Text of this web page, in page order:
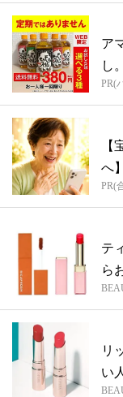
ア
し。
PR(
【
へ
PR(
テ
ら
リ
い
を